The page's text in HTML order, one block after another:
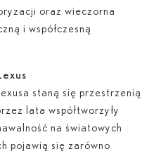
oraz wieczorna
i współczesną
staną się przestrzenią
lata współtworzyły
na światowych
pojawią się zarówno